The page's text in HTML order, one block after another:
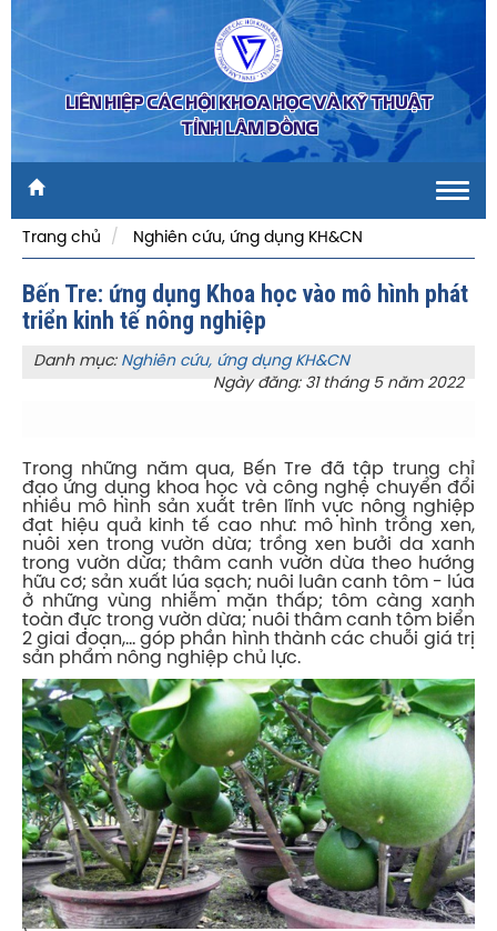
LIÊN HIỆP CÁC HỘI KHOA HỌC VÀ KỸ THUẬT
TỈNH LÂM ĐỒNG
Trang chủ
Nghiên cứu, ứng dụng KH&CN
Bến Tre: ứng dụng Khoa học vào mô hình phát
triển kinh tế nông nghiệp
Danh mục: Nghiên cứu, ứng dụng KH&CN
Ngày đăng: 31 tháng 5 năm 2022
Trong những năm qua, Bến Tre đã tập trung chỉ
đạo ứng dụng khoa học và công nghệ chuyển đổi
nhiều mô hình sản xuất trên lĩnh vực nông nghiệp
đạt hiệu quả kinh tế cao như: mô hình trồng xen,
nuôi xen trong vườn dừa; trồng xen bưởi da xanh
trong vườn dừa; thâm canh vườn dừa theo hướng
hữu cơ; sản xuất lúa sạch; nuôi luân canh tôm - lúa
ở những vùng nhiễm mặn thấp; tôm càng xanh
toàn đực trong vườn dừa; nuôi thâm canh tôm biển
2 giai đoạn,... góp phần hình thành các chuỗi giá trị
sản phẩm nông nghiệp chủ lực.